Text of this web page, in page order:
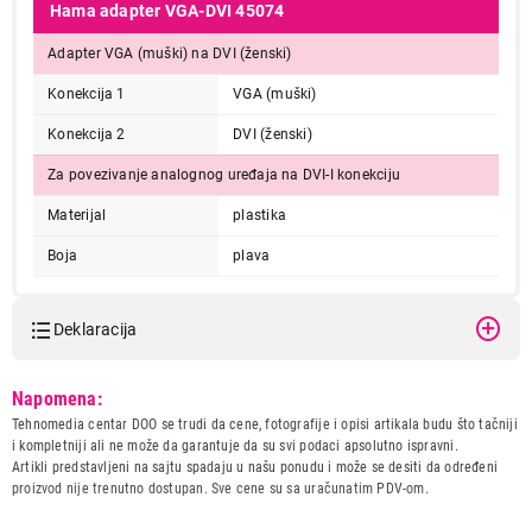
Hama adapter VGA-DVI 45074
Adapter VGA (muški) na DVI (ženski)
Konekcija 1 VGA (muški)
Konekcija 2 DVI (ženski)
Za povezivanje analognog uređaja na DVI-I konekciju
Materijal plastika
Boja plava
Deklaracija
Naziv i vrsta robe:
ADAPTER IT/AV
Uvoznik:
Repro Market d.o.o.
Zemlja porekla:
Kina
Napomena:
Tehnomedia centar DOO se trudi da cene, fotografije i opisi artikala budu što tačniji
i kompletniji ali ne može da garantuje da su svi podaci apsolutno ispravni.
Artikli predstavljeni na sajtu spadaju u našu ponudu i može se desiti da određeni
proizvod nije trenutno dostupan. Sve cene su sa uračunatim PDV-om.